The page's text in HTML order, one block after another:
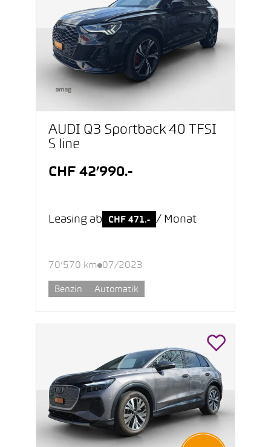
AUDI Q3 Sportback 40 TFSI
S line
CHF 42’990.-
Leasing ab CHF 471.- / Monat
70’570 km 07/2023
Benzin Automatik